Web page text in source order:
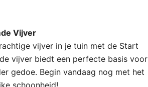
Vijver
vijver in je tuin met de Start
vijver biedt een perfecte basis voor
gedoe. Begin vandaag nog met het
schoonheid!